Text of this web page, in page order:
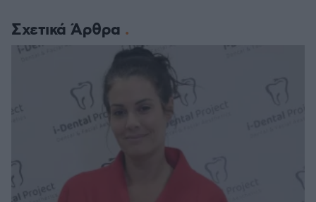
Σχετικά Άρθρα